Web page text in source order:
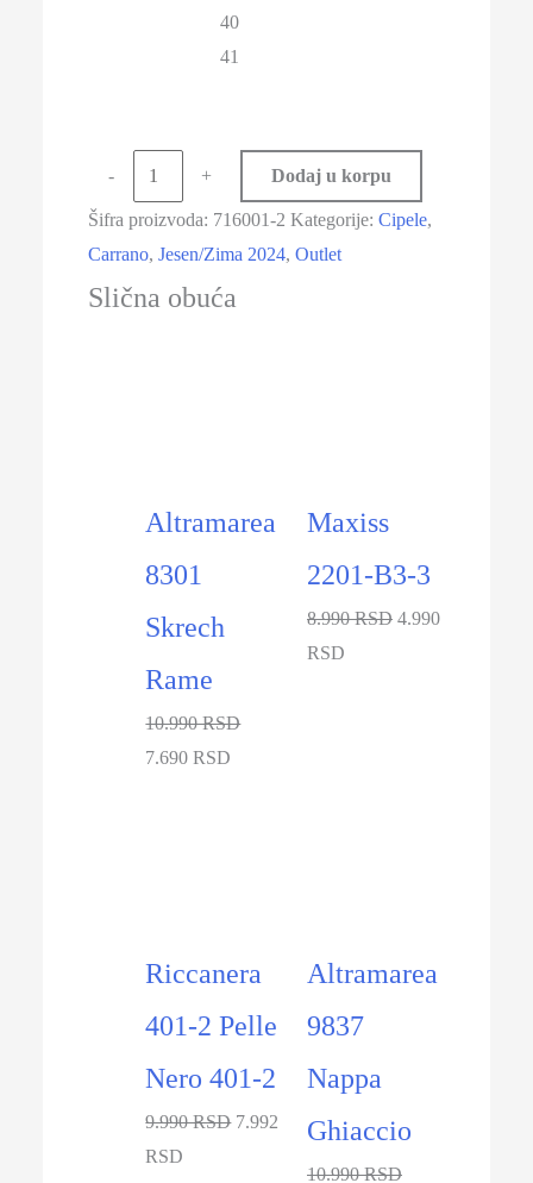
40
41
- + Dodaj u korpu
Šifra proizvoda: 716001-2 Kategorije:Cipele,
Carrano,Jesen/Zima 2024,Outlet
Slična obuća
Altramarea
8301
Skrech
Rame
10.990 RSD
7.690 RSD
Maxiss
2201-B3-3
8.990 RSD 4.990
RSD
Riccanera
401-2 Pelle
Nero 401-2
9.990 RSD 7.992
RSD
Altramarea
9837
Nappa
Ghiaccio
10.990 RSD